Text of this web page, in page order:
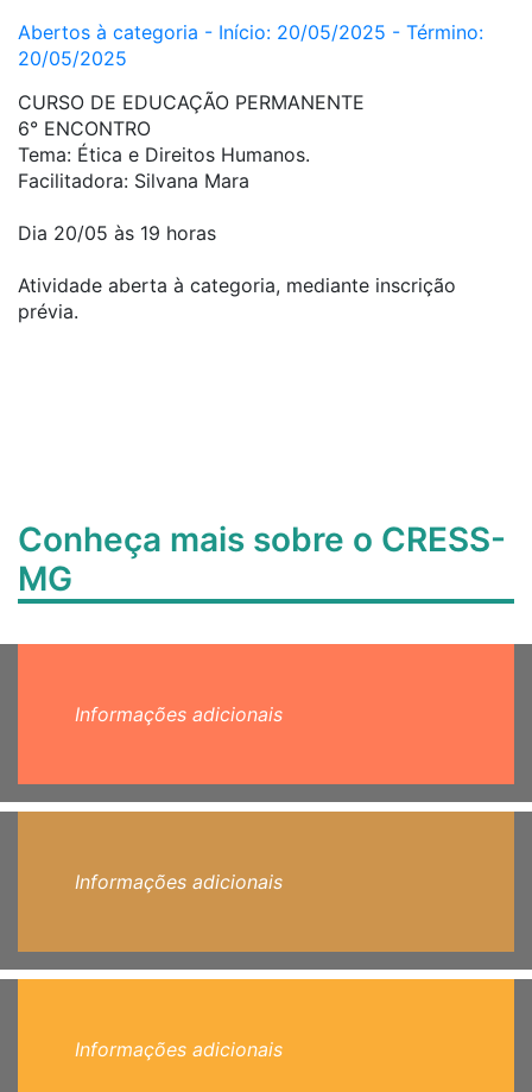
Abertos à categoria - Início: 20/05/2025 - Término:
20/05/2025
CURSO DE EDUCAÇÃO PERMANENTE
6° ENCONTRO
Tema: Ética e Direitos Humanos.
Facilitadora: Silvana Mara
Dia 20/05 às 19 horas
Atividade aberta à categoria, mediante inscrição
prévia.
Conheça mais sobre o CRESS-
MG
Informações adicionais
Informações adicionais
Informações adicionais